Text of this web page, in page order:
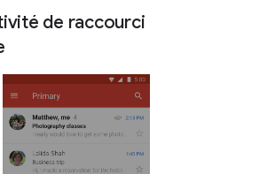
de raccourci